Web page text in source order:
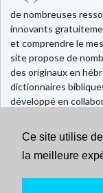
Ce site utilise
la meilleure
de nombreuses
innovants
et comprendre le
site propose de
des originaux en
dictionnaires
développé en
Faire un don
Contact